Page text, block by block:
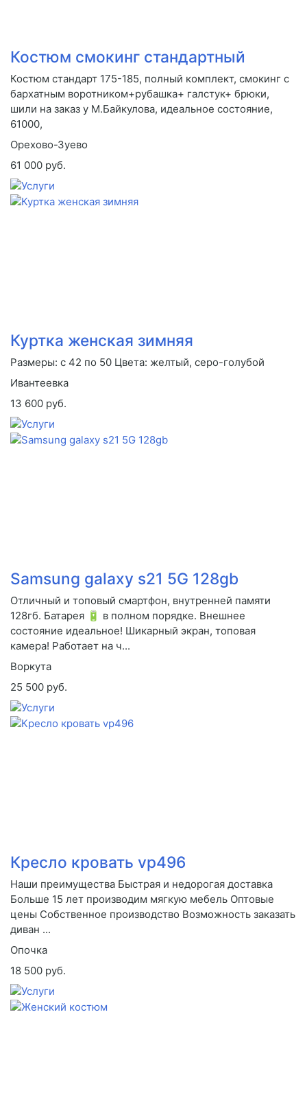
Костюм смокинг стандартный
Костюм стандарт 175-185, полный комплект, смокинг с
бархатным воротником+рубашка+ галстук+ брюки,
шили на заказ у М.Байкулова, идеальное состояние,
61000,
Орехово-Зуево
61 000 руб.
Куртка женская зимняя
Размеры: с 42 по 50 Цвета: желтый, серо-голубой
Ивантеевка
13 600 руб.
Samsung galaxy s21 5G 128gb
Отличный и топовый смартфон, внутренней памяти
128гб. Батарея 🔋 в полном порядке. Внешнее
состояние идеальное! Шикарный экран, топовая
камера! Работает на ч...
Воркута
25 500 руб.
Кресло кровать vp496
Наши преимущества Быстрая и недорогая доставка
Больше 15 лет производим мягкую мебель Оптовые
цены Собственное производство Возможность заказать
диван ...
Опочка
18 500 руб.